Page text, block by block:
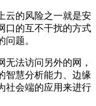
的风险之一就是安
口的互不干扰的方式
题。
法访问另外的网，
智慧分析能力、边缘
社会端的应用来进行